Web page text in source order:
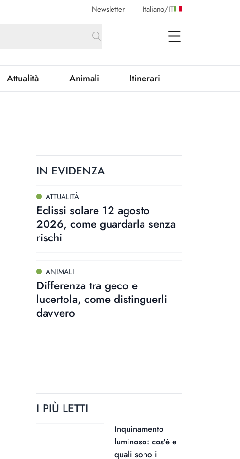
Newsletter Italiano/IT
open Menu
Attualità Animali Itinerari
IN EVIDENZA
ATTUALITÀ
Eclissi solare 12 agosto
2026, come guardarla senza
rischi
ANIMALI
Differenza tra geco e
lucertola, come distinguerli
davvero
I PIÙ LETTI
Inquinamento
luminoso: cos'è e
quali sono i